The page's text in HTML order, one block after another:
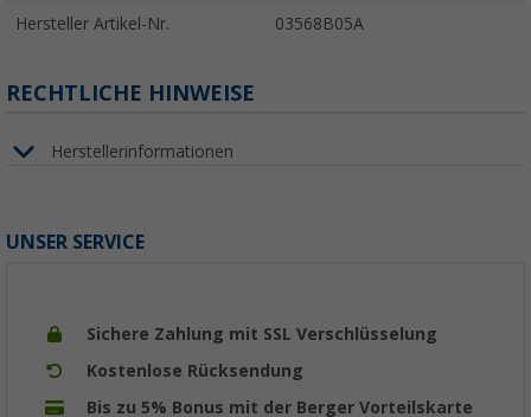
Hersteller Artikel-Nr. 03568B05A
RECHTLICHE HINWEISE
Herstellerinformationen
UNSER SERVICE
Sichere Zahlung mit SSL Verschlüsselung
Kostenlose Rücksendung
Bis zu 5% Bonus mit der Berger Vorteilskarte